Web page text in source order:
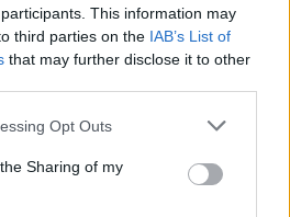
This information may
third parties on the IAB’s List of
that may further disclose it to other
app uses one or more Google
usage behaviour. You may click to
and its third-party tags to
purposes in below Google
Opt Outs
Sharing of my
a teendők, amelyek a
még szükségesek